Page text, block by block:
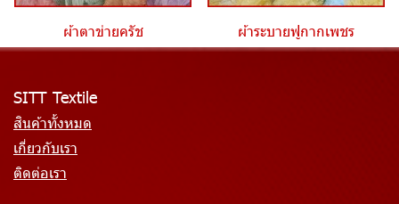
ผ้าตาข่ายครัช ผ้าระบายฟูกากเพชร
SITT Textile
สินค้าทั้งหมด
เกี่ยวกับเรา
ติดต่อเรา